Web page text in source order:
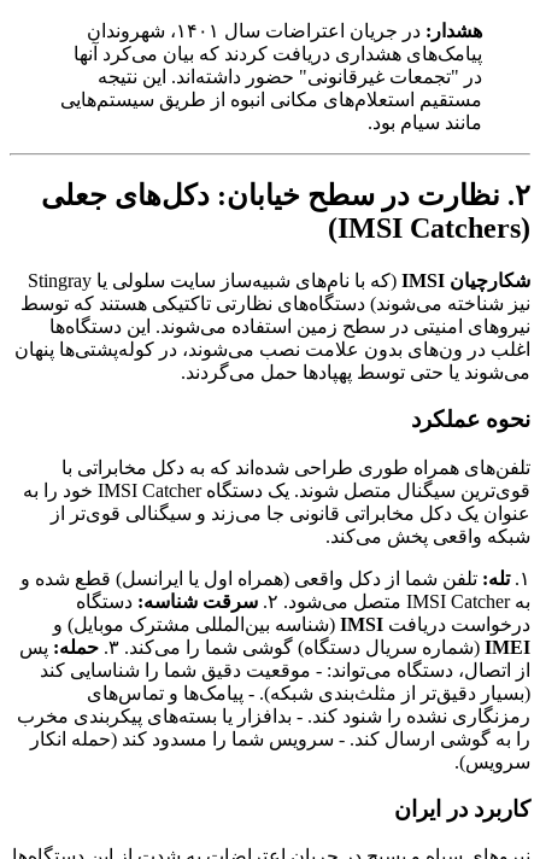
هشدار:
در جریان اعتراضات سال ۱۴۰۱، شهروندان
پیامک‌های هشداری دریافت کردند که بیان می‌کرد آنها
در "تجمعات غیرقانونی" حضور داشته‌اند. این نتیجه
مستقیم استعلام‌های مکانی انبوه از طریق سیستم‌هایی
مانند سیام بود.
۲. نظارت در سطح خیابان: دکل‌های جعلی
(IMSI Catchers)
شکارچیان IMSI
(که با نام‌های شبیه‌ساز سایت سلولی یا Stingray
نیز شناخته می‌شوند) دستگاه‌های نظارتی تاکتیکی هستند که توسط
نیروهای امنیتی در سطح زمین استفاده می‌شوند. این دستگاه‌ها
اغلب در ون‌های بدون علامت نصب می‌شوند، در کوله‌پشتی‌ها پنهان
می‌شوند یا حتی توسط پهپادها حمل می‌گردند.
نحوه عملکرد
تلفن‌های همراه طوری طراحی شده‌اند که به دکل مخابراتی با
قوی‌ترین سیگنال متصل شوند. یک دستگاه IMSI Catcher خود را به
عنوان یک دکل مخابراتی قانونی جا می‌زند و سیگنالی قوی‌تر از
شبکه واقعی پخش می‌کند.
۱. تله: تلفن شما از دکل واقعی (همراه اول یا ایرانسل) قطع شده و
به IMSI Catcher متصل می‌شود. ۲.
سرقت شناسه: دستگاه
درخواست دریافت IMSI (شناسه بین‌المللی مشترک موبایل) و
IMEI (شماره سریال دستگاه) گوشی شما را می‌کند. ۳. حمله: پس
از اتصال، دستگاه می‌تواند: - موقعیت دقیق شما را شناسایی کند
(بسیار دقیق‌تر از مثلث‌بندی شبکه). - پیامک‌ها و تماس‌های
رمزنگاری نشده را شنود کند. - بدافزار یا بسته‌های پیکربندی مخرب
را به گوشی ارسال کند. - سرویس شما را مسدود کند (حمله انکار
سرویس).
کاربرد در ایران